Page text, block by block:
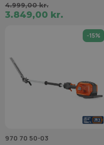
4.999,00 kr.
3.849,00 kr.
-15%
970 70 50-03